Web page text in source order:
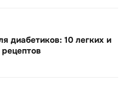
диабетиков: 10 легких и